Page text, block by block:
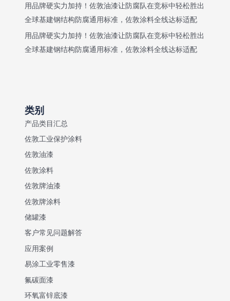
用品牌硬实力加持！佐敦油漆让防腐队在竞标中轻松胜出
全球基建钢结构防腐通用标准，佐敦涂料全线达标适配
用品牌硬实力加持！佐敦油漆让防腐队在竞标中轻松胜出
全球基建钢结构防腐通用标准，佐敦涂料全线达标适配
类别
产品类目汇总
佐敦工业保护涂料
佐敦油漆
佐敦涂料
佐敦牌油漆
佐敦牌涂料
储罐漆
客户常见问题解答
应用案例
易涂工业零售漆
氟碳面漆
环氧富锌底漆